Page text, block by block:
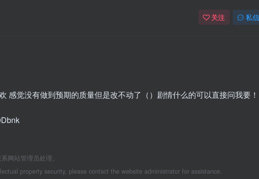
关注 私信
感觉没有做到预期的质量但是改不动了（）剧情什么的可以直接问我要！
网站管理员处理。
property security, please contact the website administrator for assistance.